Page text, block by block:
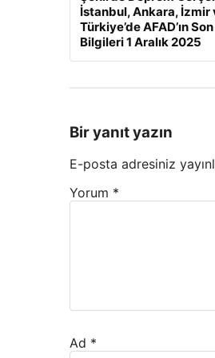
İstanbul, Ankara, İzmir
Türkiye’de AFAD’ın
Bilgileri 1 Aralık 2025
Bir yanıt yazın
E-posta adresiniz
Yorum *
Ad *